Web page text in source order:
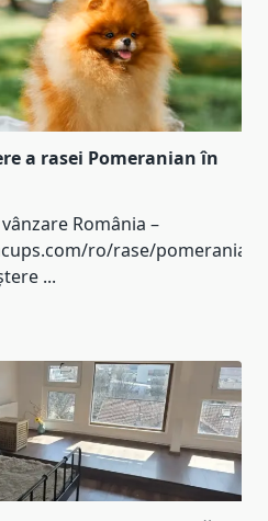
a rasei Pomeranian în
România –
ro/rase/pomeranian-
...